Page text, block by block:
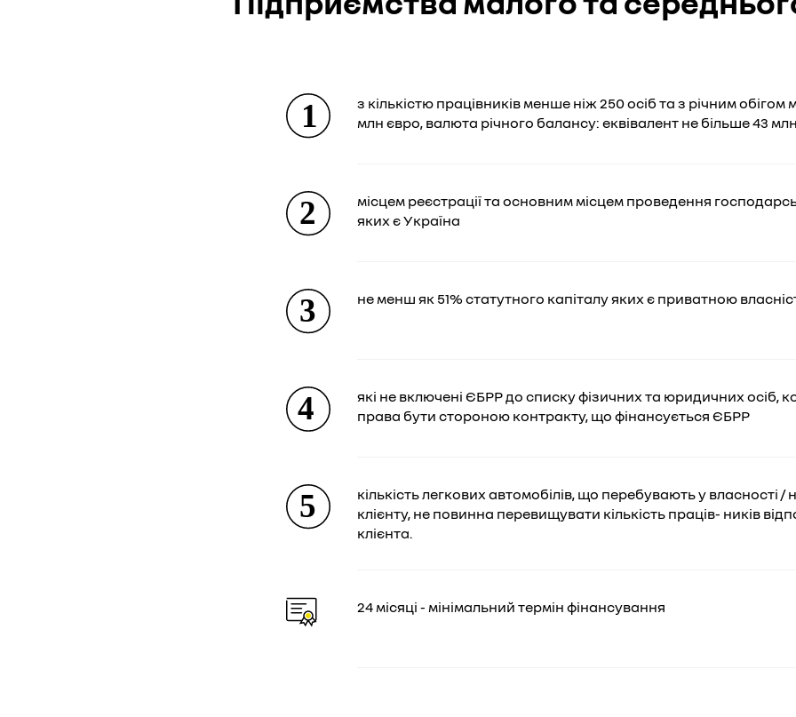
з кількістю працівників менше ніж 250 осіб та з річним
млн євро, валюта річного балансу: еквівалент не більше 43
місцем реєстрації та основним місцем проведення
яких є Україна
не менш як 51% статутного капіталу яких є приватною
які не включені ЄБРР до списку фізичних та юридичних осіб,
права бути стороною контракту, що фінансується ЄБРР
кількість легкових автомобілів, що перебувають у власності /
клієнту, не повинна перевищувати кількість праців- ників
клієнта.
24 місяці - мінімальний термін фінансування